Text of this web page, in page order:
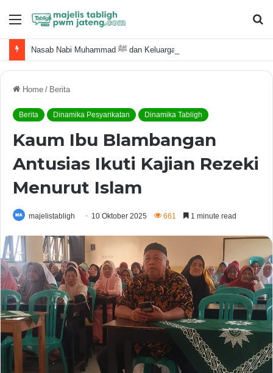
Menu
Nasab Nabi Muhammad ﷺ dan Keluarga Terdekat
Home / Berita
Berita Dinamika Pesyarikatan Dinamika Tabligh
Kaum Ibu Blambangan
Antusias Ikuti Kajian Rezeki
Menurut Islam
majelistabligh 10 Oktober 2025 661 1 minute read